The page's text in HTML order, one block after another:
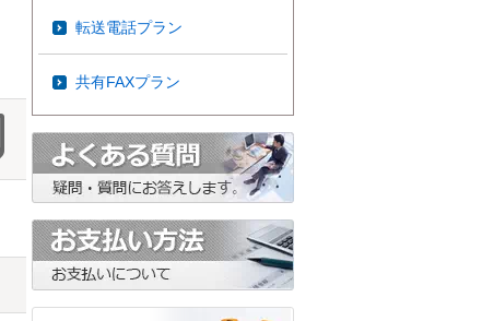
転送電話プラン
共有FAXプラン